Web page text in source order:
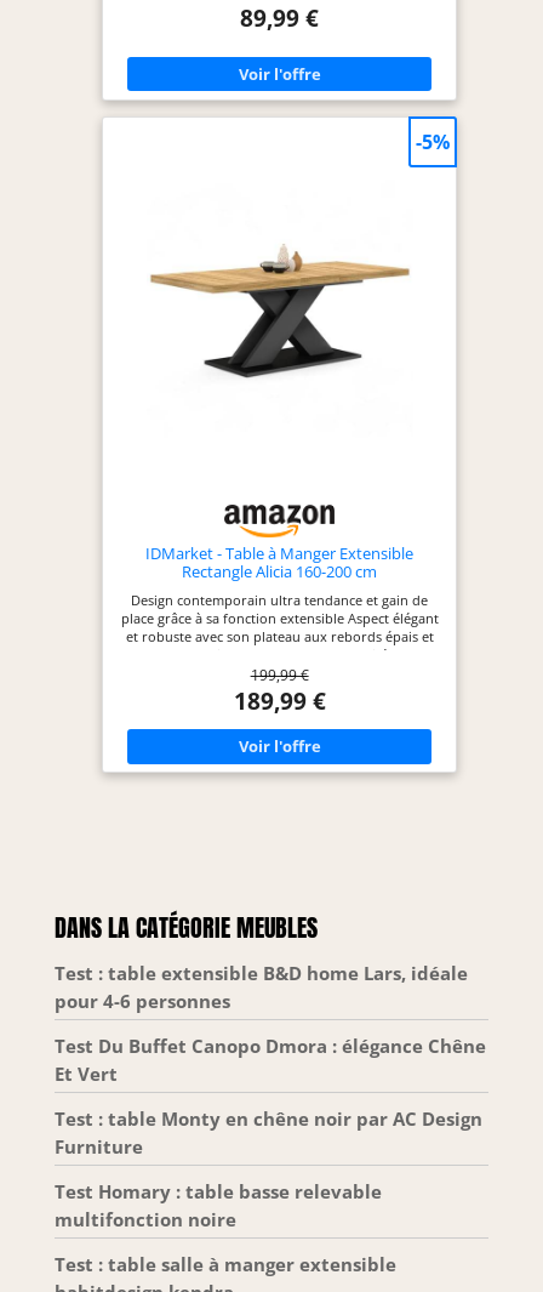
Design effet loft ultra tendance avec bande
personnes, vous partagerez de bons moments
avec vos convives
89,99 €
IDMarket - Table à Manger Extensible
Rectangle Alicia 160-200 cm
Design contemporain ultra tendance et gain de
place grâce à sa fonction extensible Aspect élégant
et robuste avec son plateau aux rebords épais et
son grand pied central Avec sa capacité 6-10
personnes, vous pourrez partager de bons
moments en famille ou entre amis Fonctionnelle,
vous pourrez ranger discrètement la rallonge sous
le plateau Dimensions totales : L.160/200 x 90 x 75
cm / Structure en panneaux de particules de bois
199,99 €
189,99 €
-5%
DANS LA CATÉGORIE MEUBLES
Test : table extensible B&D home Lars, idéale
pour 4-6 personnes
Test Du Buffet Canopo Dmora : élégance Chêne
Et Vert
Test : table Monty en chêne noir par AC Design
Furniture
Test Homary : table basse relevable
multifonction noire
Test : table salle à manger extensible